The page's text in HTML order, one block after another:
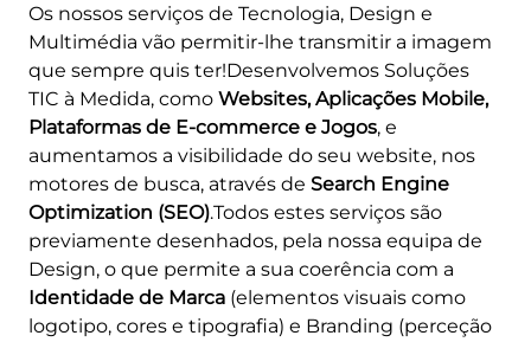
CONTACTOS
EXTRANET
MOODLE
Os nossos serviços de Tecnologia, Design e
Multimédia vão permitir-lhe transmitir a imagem
que sempre quis ter!Desenvolvemos Soluções
TIC à Medida, como Websites, Aplicações Mobile,
Plataformas de E-commerce e Jogos, e
aumentamos a visibilidade do seu website, nos
motores de busca, através de Search Engine
Optimization (SEO).Todos estes serviços são
previamente desenhados, pela nossa equipa de
Design, o que permite a sua coerência com a
Identidade de Marca (elementos visuais como
logotipo, cores e tipografia) e Branding (perceção